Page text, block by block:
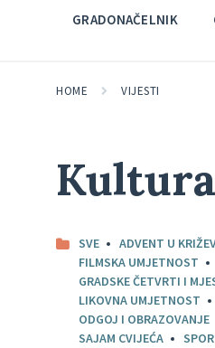
GRADONAČELNIK
HOME VIJESTI
Kultura
SVE ADVENT U
FILMSKA UMJETNOST
GRADSKE ČETVRTI I
LIKOVNA UMJETNOST
ODGOJ I OBRAZOVANJE
SAJAM CVIJEĆA